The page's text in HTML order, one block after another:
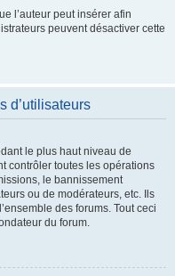
l’auteur peut insérer afin
peuvent désactiver cette
d’utilisateurs
le plus haut niveau de
contrôler toutes les opérations
le bannissement
ou de modérateurs, etc. Ils
des forums. Tout ceci
du forum.